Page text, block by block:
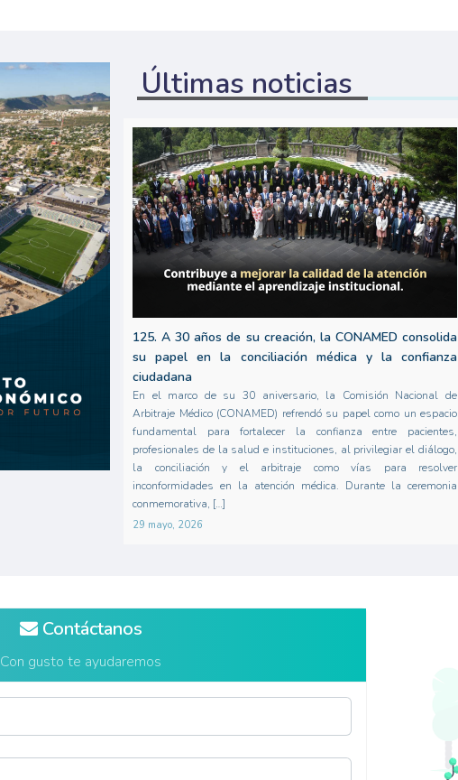
Últimas noticias
125. A 30 años de su creación, la CONAMED consolida
su papel en la conciliación médica y la confianza
ciudadana
En el marco de su 30 aniversario, la Comisión Nacional de
Arbitraje Médico (CONAMED) refrendó su papel como un espacio
fundamental para fortalecer la confianza entre pacientes,
profesionales de la salud e instituciones, al privilegiar el diálogo,
la conciliación y el arbitraje como vías para resolver
inconformidades en la atención médica. Durante la ceremonia
conmemorativa, […]
29 mayo, 2026
Contáctanos
Con gusto te ayudaremos